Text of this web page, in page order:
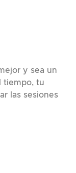
y sea un
tiempo, tu
las sesiones